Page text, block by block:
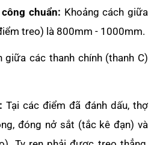
chuẩn: Khoảng cách giữa
treo) là 800mm - 1000mm.
giữa các thanh chính (thanh C)
Tại các điểm đã đánh dấu, thợ
đóng nở sắt (tắc kê đạn) và